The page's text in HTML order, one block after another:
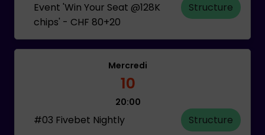
Event 'Win Your Seat @128K
chips' - CHF 80+20
Structure
Mercredi
10
20:00
#03 Fivebet Nightly Structure